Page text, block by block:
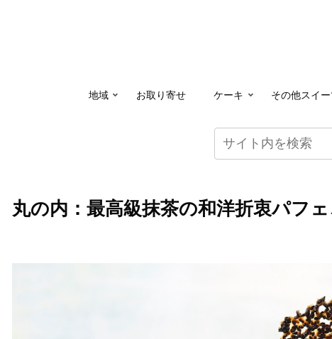
地域 お取り寄せ ケーキ その他スイー
丸の内：最高級抹茶の和洋折衷パフ